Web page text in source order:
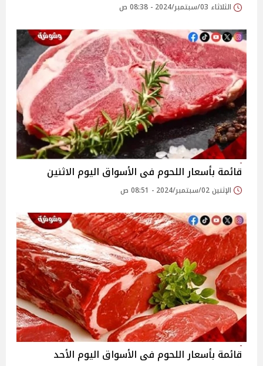
الثلاثاء 03/سبتمبر/2024 - 08:38 ص
قائمة بأسعار اللحوم فى الأسواق اليوم الاثنين
الإثنين 02/سبتمبر/2024 - 08:51 ص
قائمة بأسعار اللحوم فى الأسواق اليوم الأحد